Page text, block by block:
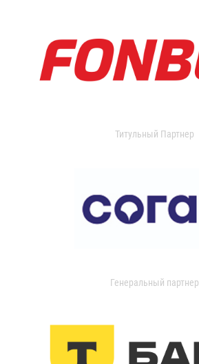
Титульный Партнер
Генеральный партнер